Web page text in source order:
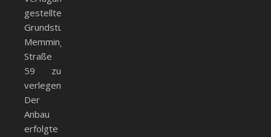
gestellte
Grundstück
Memminger
Straße
59 zu
verlegen.
Der
Anbau
erfolgte